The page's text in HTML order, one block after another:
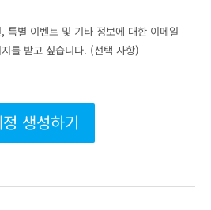
특별 이벤트 및 기타 정보에 대한 이메일
를 받고 싶습니다. (선택 사항)
생성하기